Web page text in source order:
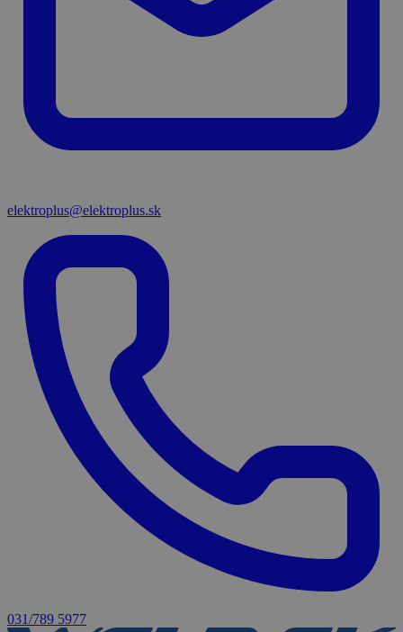
elektroplus@elektroplus.sk
031/789 5977